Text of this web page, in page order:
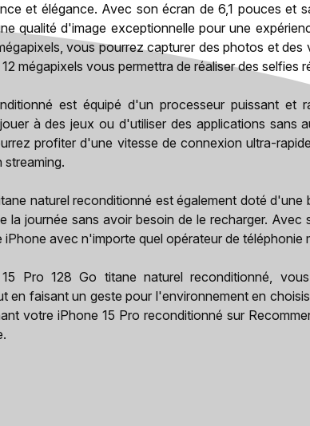
et élégance. Avec son écran de 6,1 pouces et
qualité d'image exceptionnelle pour une
vous pourrez capturer des photos et des
mégapixels vous permettra de réaliser des selfies
est équipé d'un processeur puissant et
à des jeux ou d'utiliser des applications sans
profiter d'une vitesse de connexion ultra-
streaming.
naturel reconditionné est également doté d'une
la journée sans avoir besoin de le recharger. Avec
avec n'importe quel opérateur de téléphonie
Pro 128 Go titane naturel reconditionné,
en faisant un geste pour l'environnement en
votre iPhone 15 Pro reconditionné sur